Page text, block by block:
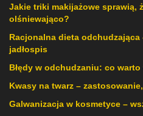
Jakie triki makijażowe sprawią,
olśniewająco?
Racjonalna dieta odchudzająca
jadłospis
Błędy w odchudzaniu: co
Kwasy na twarz –
Galwanizacja w kosmetyce –